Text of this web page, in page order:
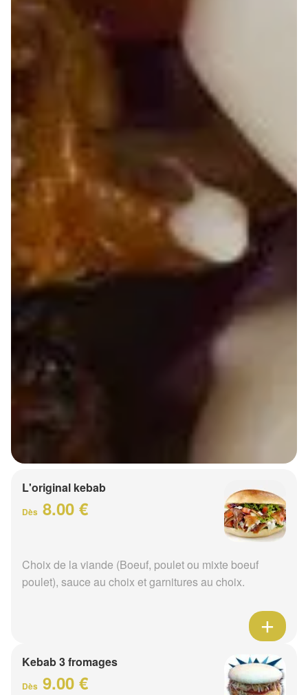
L'original kebab
Dès 8.00 €
Choix de la viande (Boeuf, poulet ou mixte boeuf
poulet), sauce au choix et garnitures au choix.
Kebab 3 fromages
Dès 9.00 €